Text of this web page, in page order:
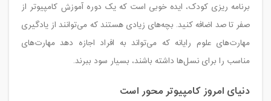
برنامه ریزی کودک، ایده خوبی است که یک دوره آموزش کامپیوتر از
صفر تا صد اضافه کنید. بچه‌های زیادی هستند که می‌توانند از یادگیری
مهارت‌های علوم رایانه که می‌تواند به افراد اجازه دهد مهارت‌های
مناسب را برای نسل‌ها داشته باشند، بسیار سود ببرند.
دنیای امروز کامپیوتر محور است